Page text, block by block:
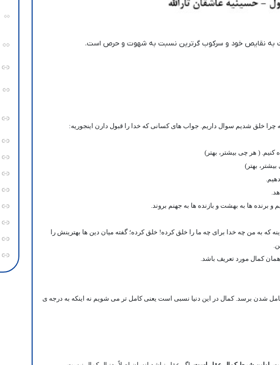
به نقایص خود و سرکوب گرترین نسبت به شهوت و حرص است.
چرا خلق شدیم سوال داریم. جواب های کسانی که خدا را قبول دارن اینجوریه:
کنیم. ( هر چی بیشتر، بهتر)
بهتر)
و برنده ها به بهشت و بازنده ها به جهنم بروند.
که به من چه خدا برای چه ما را خلق کرده! خلق کرده؛ گفته میان دین ها بهترینش را
کمال مورد تعریف باشد.
کامل شدن برسد.کمال در این دنیا نسبی است یعنی کامل تر می شویم نه اینکه به درجه ی